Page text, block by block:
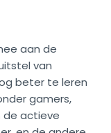
aan de
van
beter te leren
gamers,
de actieve